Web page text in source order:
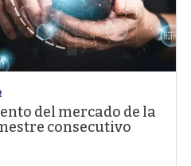
del mercado de la
consecutivo